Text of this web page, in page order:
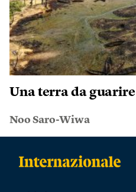
Una terra da guarire
Noo Saro-Wiwa